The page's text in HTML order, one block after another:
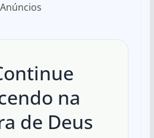
Anúncios
na
de Deus